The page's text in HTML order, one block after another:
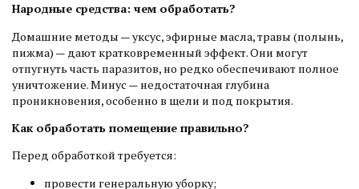
Народные средства: чем обработать?
Домашние методы — уксус, эфирные масла, травы (полынь,
пижма) — дают кратковременный эффект. Они могут
отпугнуть часть паразитов, но редко обеспечивают полное
уничтожение. Минус — недостаточная глубина
проникновения, особенно в щели и под покрытия.
Как обработать помещение правильно?
Перед обработкой требуется:
провести генеральную уборку;